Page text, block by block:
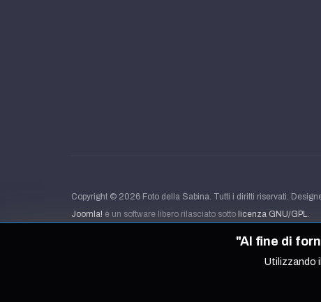
Copyright © 2026 Foto della Sabina. Tutti i diritti riservati.
Joomla! è un software libero rilasciato sotto licenza GNU/GPL.
"Al fine di
Utilizzando